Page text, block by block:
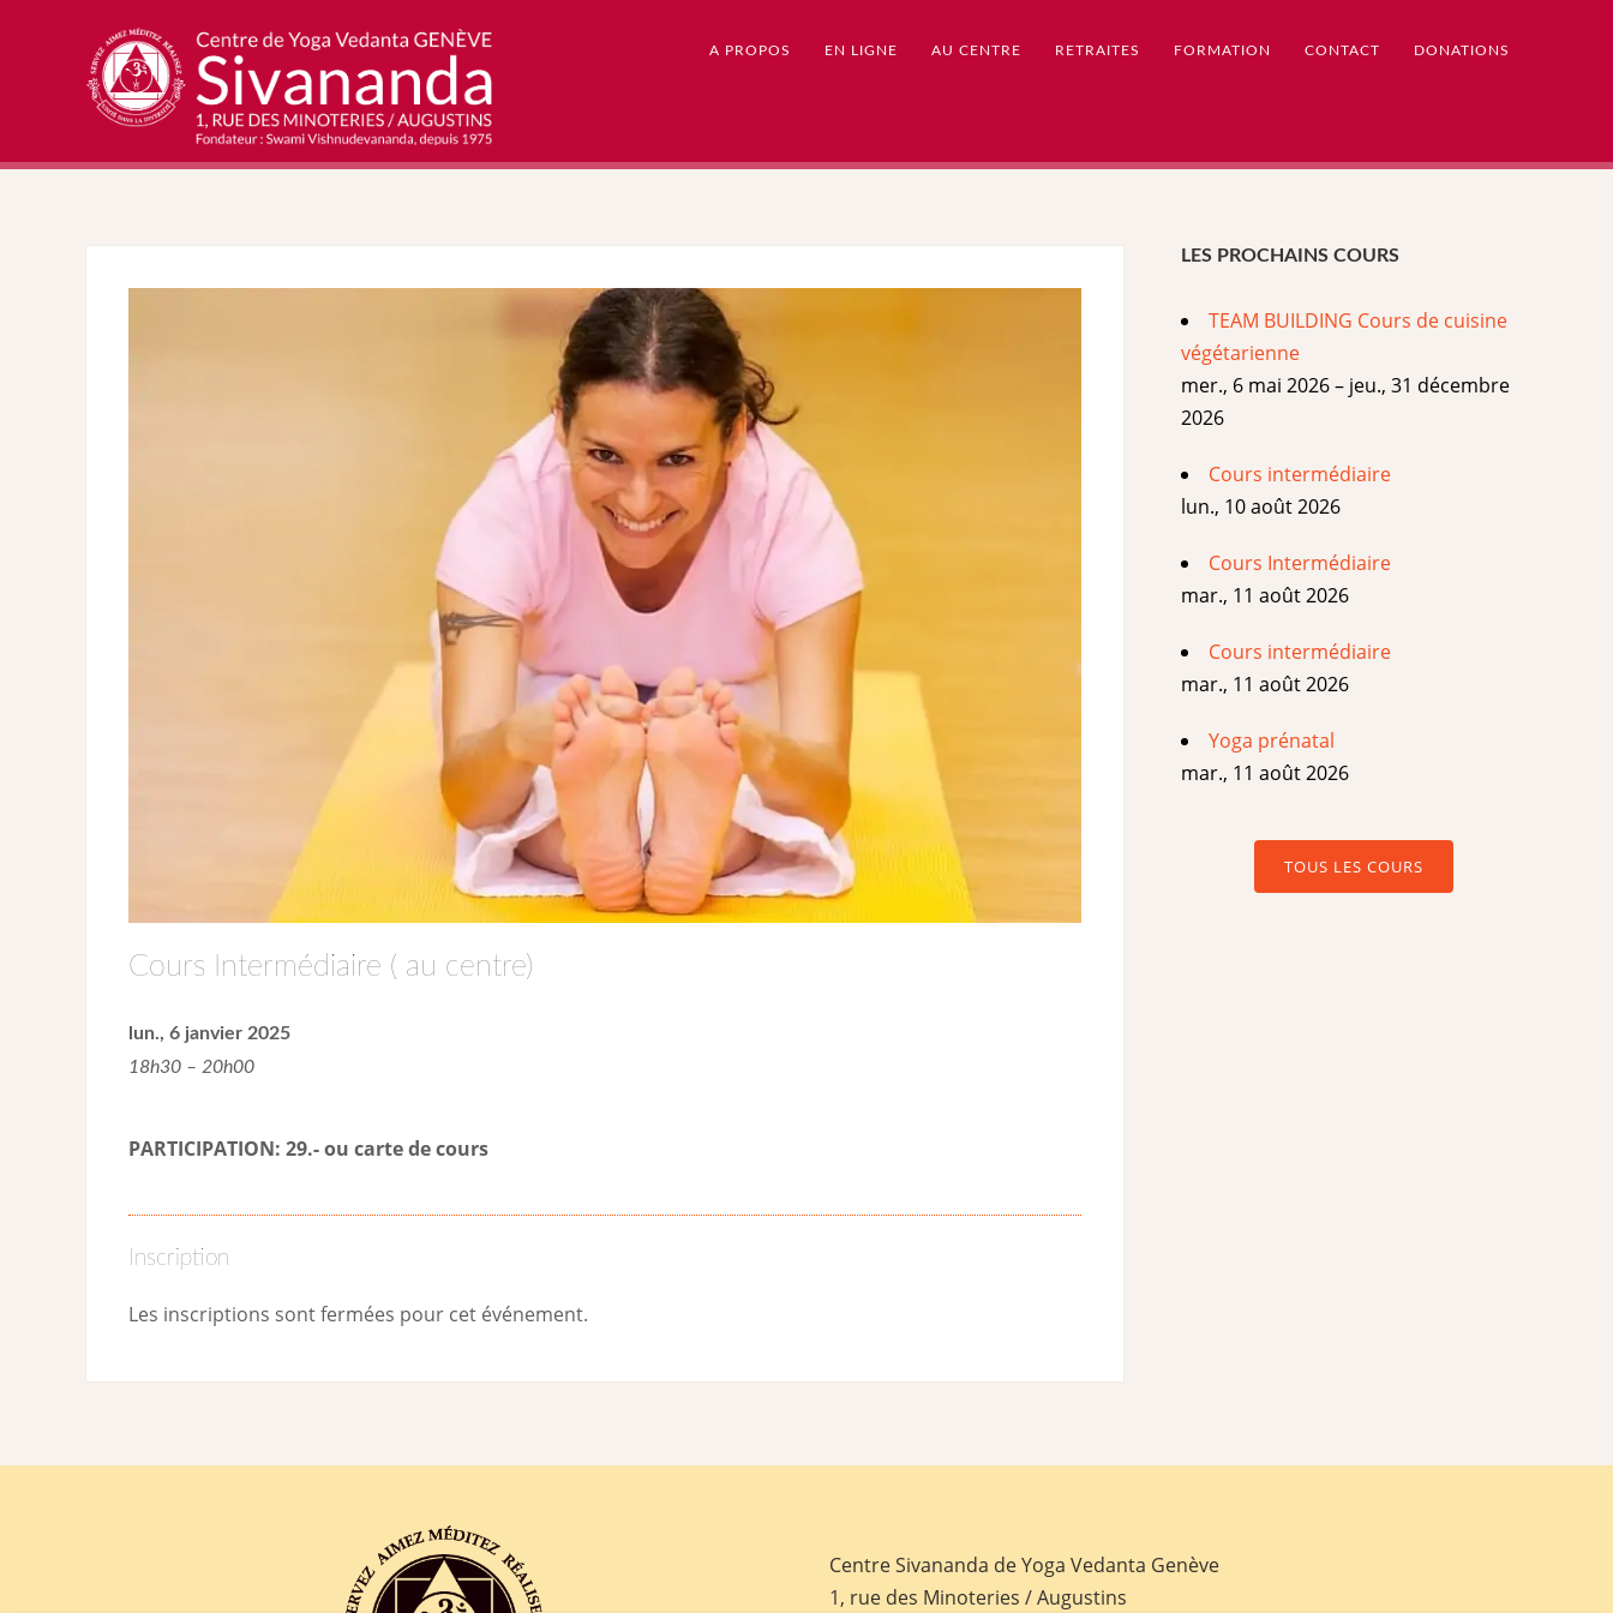
A PROPOS EN LIGNE AU CENTRE RETRAITES FORMATION CONTACT DONATIONS
Cours Intermédiaire ( au centre)
lun., 6 janvier 2025
18h30 – 20h00
PARTICIPATION: 29.- ou carte de cours
Inscription
Les inscriptions sont fermées pour cet événement.
LES PROCHAINS COURS
TEAM BUILDING Cours de cuisine
végétarienne
mer., 6 mai 2026 – jeu., 31 décembre
2026
Cours intermédiaire
lun., 10 août 2026
Cours Intermédiaire
mar., 11 août 2026
Cours intermédiaire
mar., 11 août 2026
Yoga prénatal
mar., 11 août 2026
TOUS LES COURS
Centre Sivananda de Yoga Vedanta Genève
1, rue des Minoteries / Augustins